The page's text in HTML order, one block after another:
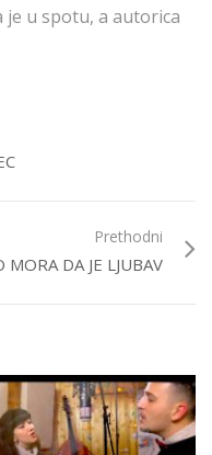
je u spotu, a autorica
Prethodni
DA JE LJUBAV